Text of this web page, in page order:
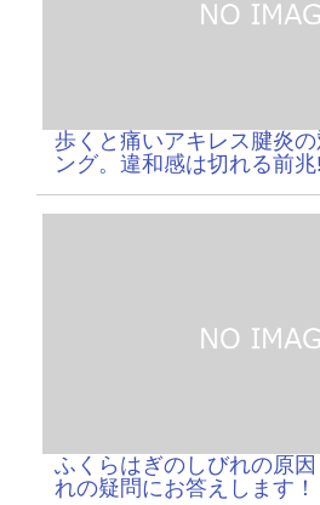
歩くと痛いアキレス腱炎
ング。違和感は切れる前
ふくらはぎのしびれの原
れの疑問にお答えします！